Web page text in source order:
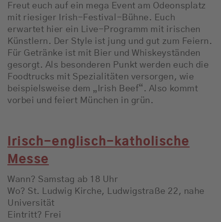
Freut euch auf ein mega Event am Odeonsplatz
mit riesiger Irish-Festival-Bühne. Euch
erwartet hier ein Live-Programm mit irischen
Künstlern. Der Style ist jung und gut zum Feiern.
Für Getränke ist mit Bier und Whiskeyständen
gesorgt. Als besonderen Punkt werden euch die
Foodtrucks mit Spezialitäten versorgen, wie
beispielsweise dem „Irish Beef“. Also kommt
vorbei und feiert München in grün.
Irisch-englisch-katholische
Messe
Wann? Samstag ab 18 Uhr
Wo? St. Ludwig Kirche, Ludwigstraße 22, nahe
Universität
Eintritt? Frei